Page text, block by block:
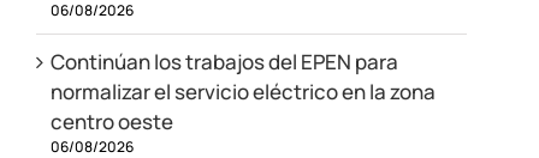
06/08/2026
Continúan los trabajos del EPEN para
normalizar el servicio eléctrico en la zona
centro oeste
06/08/2026